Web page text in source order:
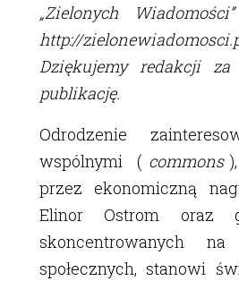
„Zielonych
http://
Dziękujemy redakcji
publikację.
Odrodzenie
wspólnymi ( commons
przez ekonomiczną
Elinor Ostrom oraz
skoncentrowanych
społecznych, stanowi